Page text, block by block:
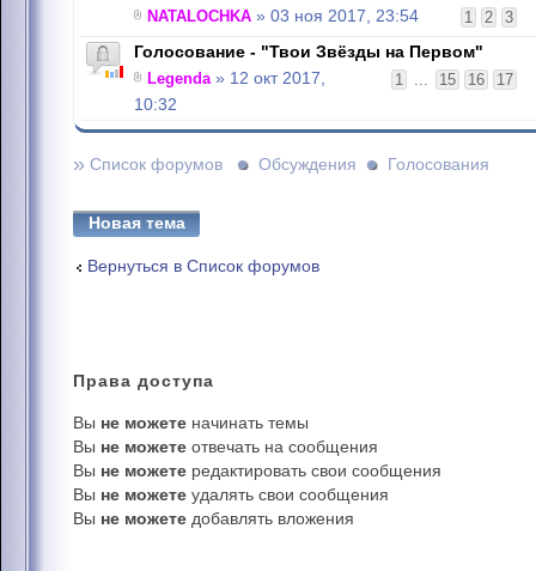
1 2 3
NATALOCHKA » 03 ноя 2017, 23:54
Голосование - "Твои Звёзды на Первом"
1 ... 15 16 17
Legenda» 12 окт 2017,
10:32
» Список форумов Обсуждения Голосования
Новая тема
Вернуться в Список форумов
Права доступа
Вы не можете начинать темы
Вы не можете отвечать на сообщения
Вы не можете редактировать свои сообщения
Вы не можете удалять свои сообщения
Вы не можете добавлять вложения